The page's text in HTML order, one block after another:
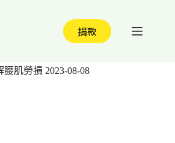
捐款
肌勞損 2023-08-08